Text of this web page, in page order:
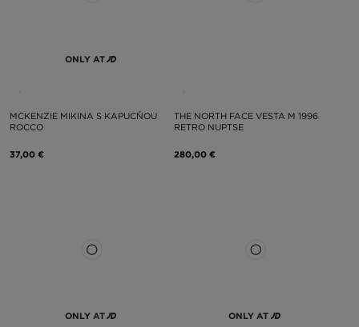
ONLY AT
MCKENZIE MIKINA S KAPUCŇOU
ROCCO
37,00 €
THE NORTH FACE VESTA M 1996
RETRO NUPTSE
280,00 €
ONLY AT ONLY AT